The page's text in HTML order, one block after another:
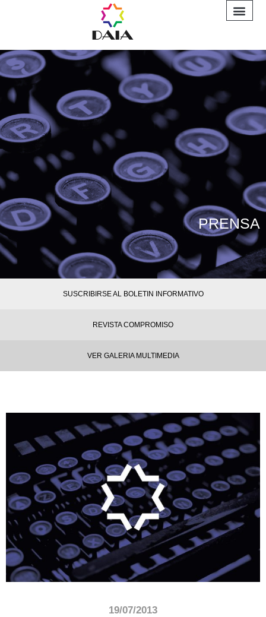
PRENSA
SUSCRIBIRSE AL BOLETIN INFORMATIVO
REVISTA COMPROMISO
VER GALERIA MULTIMEDIA
19/07/2013